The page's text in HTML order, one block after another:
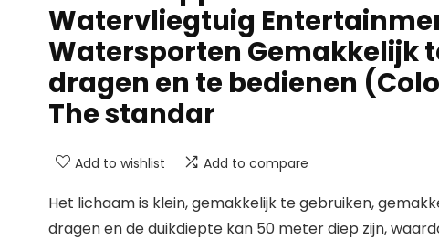
Watervliegtuig
Watersporten Gemakkelijk
dragen en te bedienen
The standar
Add to wishlist Add to compare
Het lichaam is klein, gemakkelijk te gebruiken,
dragen en de duikdiepte kan 50 meter diep zijn,